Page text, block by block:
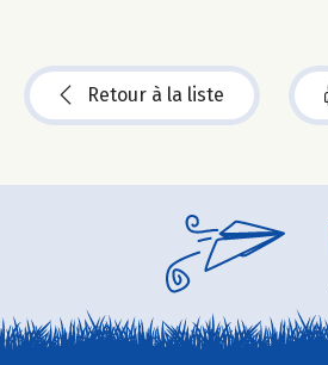
Retour à la liste